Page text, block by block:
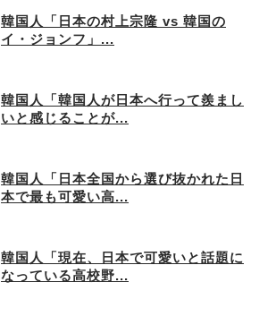
韓国人「日本の村上宗隆 vs 韓国の
イ・ジョンフ」...
韓国人「韓国人が日本へ行って羨まし
いと感じることが...
韓国人「日本全国から選び抜かれた日
本で最も可愛い高...
韓国人「現在、日本で可愛いと話題に
なっている高校野...